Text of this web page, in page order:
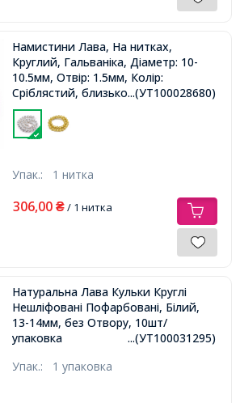
Намистини Лава, На нитках,
Круглий, Гальваніка, Діаметр: 10-
10.5мм, Отвір: 1.5мм, Колір:
Сріблястий, близько 37шт/38см/
нитка,
...(УТ100028680)
Упак.: 1 нитка
306,00 ₴/ 1 нитка
Натуральна Лава Кульки Круглі
Нешліфовані Пофарбовані, Білий,
13-14мм, без Отвору, 10шт/
упаковка
...(УТ100031295)
Упак.: 1 упаковка